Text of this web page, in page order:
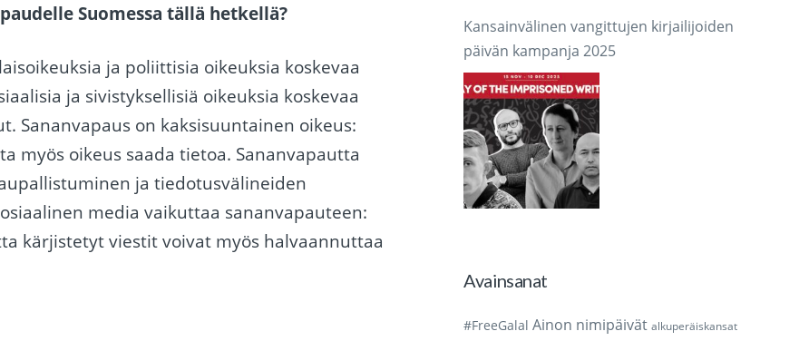
Suomessa tällä hetkellä?
ja poliittisia oikeuksia koskevaa
ja sivistyksellisiä oikeuksia koskevaa
Sananvapaus on kaksisuuntainen oikeus:
myös oikeus saada tietoa. Sananvapautta
ja tiedotusvälineiden
media vaikuttaa sananvapauteen:
kärjistetyt viestit voivat myös halvaannuttaa
Kansainvälinen vangittujen kirjailijoiden
päivän kampanja 2025
Avainsanat
#FreeGalal Ainon nimipäivät alkuperäiskansat